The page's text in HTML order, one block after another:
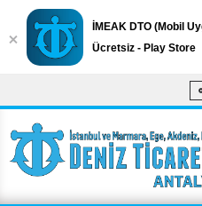
İMEAK DTO (Mobil
Ücretsiz - Play Store